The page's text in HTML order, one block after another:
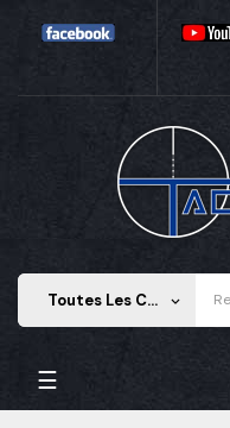
Toutes Les Catégories keyboard_arrow_down
Basculer la
☰